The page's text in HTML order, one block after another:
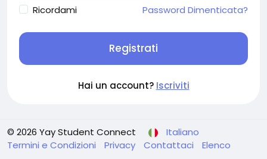
Ricordami Password Dimenticata?
Registrati
Hai un account? Iscriviti
© 2026 Yay Student Connect
Italiano
Termini e Condizioni
Privacy Contattaci Elenco